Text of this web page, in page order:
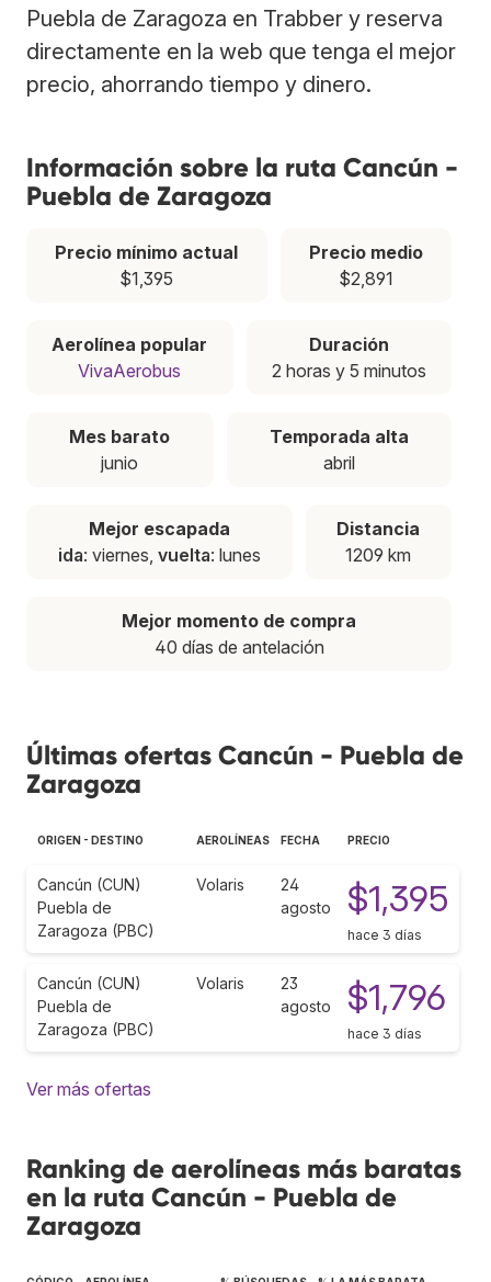
Puebla de Zaragoza en Trabber y reserva
directamente en la web que tenga el mejor
precio, ahorrando tiempo y dinero.
Información sobre la ruta Cancún -
Puebla de Zaragoza
Precio mínimo actual
$1,395
Precio medio
$2,891
Aerolínea popular
VivaAerobus
Duración
2 horas y 5 minutos
Mes barato
junio
Temporada alta
abril
Mejor escapada
ida: viernes, vuelta: lunes
Distancia
1209 km
Mejor momento de compra
40 días de antelación
Últimas ofertas Cancún - Puebla de
Zaragoza
ORIGEN - DESTINO AEROLÍNEAS FECHA PRECIO
Cancún (CUN)
Puebla de
Zaragoza (PBC)
Volaris
24
agosto
$1,395
hace 3 días
Cancún (CUN)
Puebla de
Zaragoza (PBC)
Volaris
23
agosto
$1,796
hace 3 días
Ver más ofertas
Ranking de aerolíneas más baratas
en la ruta Cancún - Puebla de
Zaragoza